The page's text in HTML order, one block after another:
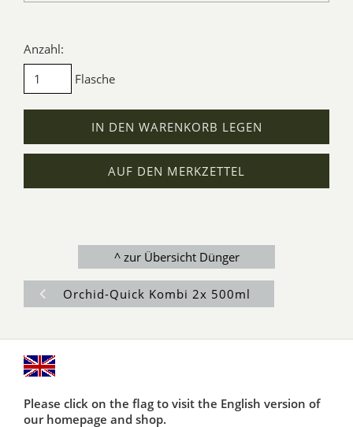
Anzahl:
Flasche
IN DEN WARENKORB LEGEN
AUF DEN MERKZETTEL
^ zur Übersicht Dünger
Orchid-Quick Kombi 2x 500ml
Please click on the flag to visit the English version of
our homepage and shop.